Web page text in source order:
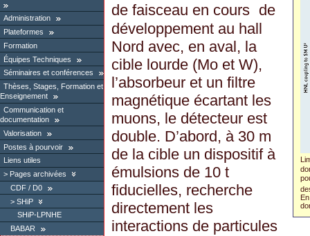
Administration
Plateformes
Formation
Équipes Techniques
Séminaires et conférences
Thèses, Stages, Formation et
Enseignement
Communication et
documentation
Valorisation
Postes à pourvoir
Liens utiles
Pages archivées
CDF / D0
SHiP
SHiP-LPNHE
BABAR
de faisceau en cours de
développement au hall
Nord avec, en aval, la
cible lourde (Mo et W),
l’absorbeur et un filtre
magnétique écartant les
muons, le détecteur est
double. D’abord, à 30 m
de la cible un dispositif à
émulsions de 10 t
fiducielles, recherche
directement les
interactions de particules